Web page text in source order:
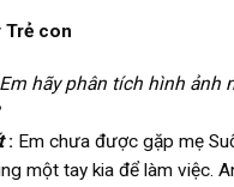
Trẻ con
hãy phân tích hình ảnh
: Em chưa được gặp mẹ
một tay kia để làm việc.